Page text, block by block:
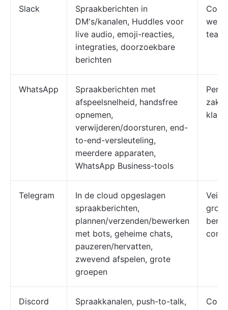
Slack
Spraakberichten in
DM's/kanalen, Huddles voor
live audio, emoji-reacties,
integraties, doorzoekbare
berichten
WhatsApp
Spraakberichten met
afspeelsnelheid, handsfree
opnemen,
verwijderen/doorsturen, end-
to-end-versleuteling,
meerdere apparaten,
WhatsApp Business-tools
Telegram
In de cloud opgeslagen
spraakberichten,
plannen/verzenden/bewerken
met bots, geheime chats,
pauzeren/hervatten,
zwevend afspelen, grote
groepen
Discord
Spraakkanalen, push-to-talk,